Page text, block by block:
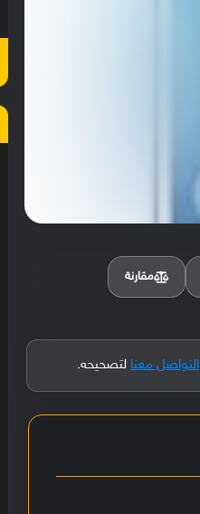
مقارنة
التواصل معنا لتصحيحه.